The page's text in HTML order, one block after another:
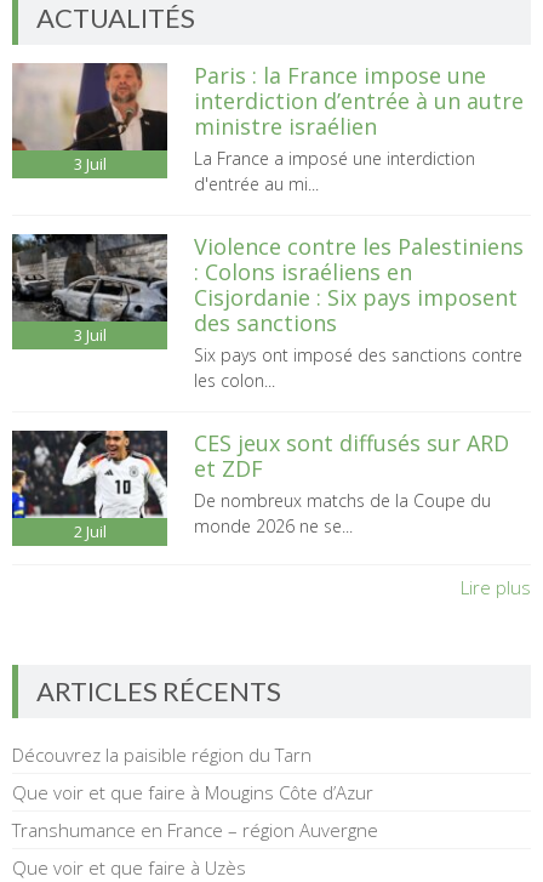
ACTUALITÉS
3 Juil
Paris : la France impose une
interdiction d’entrée à un autre
ministre israélien
La France a imposé une interdiction
d'entrée au mi...
3 Juil
Violence contre les Palestiniens
: Colons israéliens en
Cisjordanie : Six pays imposent
des sanctions
Six pays ont imposé des sanctions contre
les colon...
2 Juil
CES jeux sont diffusés sur ARD
et ZDF
De nombreux matchs de la Coupe du
monde 2026 ne se...
Lire plus
ARTICLES RÉCENTS
Découvrez la paisible région du Tarn
Que voir et que faire à Mougins Côte d’Azur
Transhumance en France – région Auvergne
Que voir et que faire à Uzès